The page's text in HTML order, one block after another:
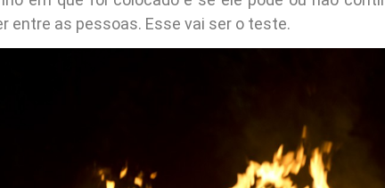
entre as pessoas. Esse vai ser o teste.